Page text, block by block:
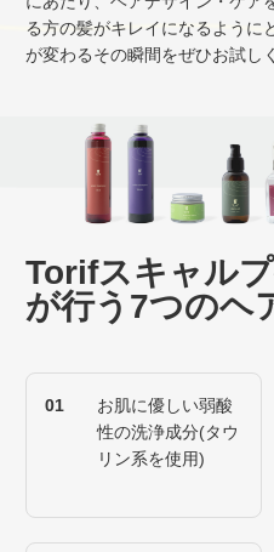
る方の髪がキレイになるように
が変わるその瞬間をぜひお試し
Torifスキャル
が行う7つのヘ
01
お肌に優しい弱酸
性の洗浄成分(タウ
リン系を使用)